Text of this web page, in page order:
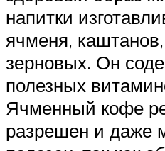
напитки
ячменя,
зерновых. Он
полезных
Ячменный кофе
разрешен и даже